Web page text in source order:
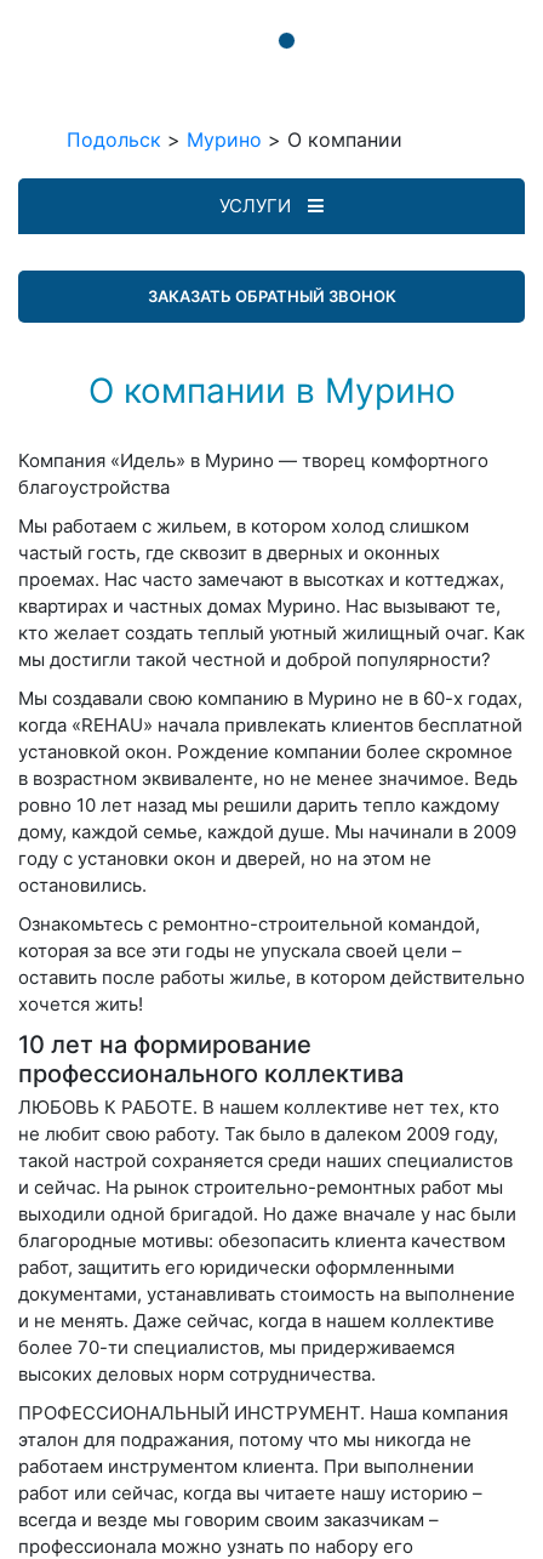
Подольск > Мурино > О компании
УСЛУГИ
ЗАКАЗАТЬ ОБРАТНЫЙ ЗВОНОК
О компании в Мурино
Компания «Идель» в Мурино — творец комфортного
благоустройства
Мы работаем с жильем, в котором холод слишком
частый гость, где сквозит в дверных и оконных
проемах. Нас часто замечают в высотках и коттеджах,
квартирах и частных домах Мурино. Нас вызывают те,
кто желает создать теплый уютный жилищный очаг. Как
мы достигли такой честной и доброй популярности?
Мы создавали свою компанию в Мурино не в 60-х годах,
когда «REHAU» начала привлекать клиентов бесплатной
установкой окон. Рождение компании более скромное
в возрастном эквиваленте, но не менее значимое. Ведь
ровно 10 лет назад мы решили дарить тепло каждому
дому, каждой семье, каждой душе. Мы начинали в 2009
году с установки окон и дверей, но на этом не
остановились.
Ознакомьтесь с ремонтно-строительной командой,
которая за все эти годы не упускала своей цели –
оставить после работы жилье, в котором действительно
хочется жить!
10 лет на формирование
профессионального коллектива
ЛЮБОВЬ К РАБОТЕ. В нашем коллективе нет тех, кто
не любит свою работу. Так было в далеком 2009 году,
такой настрой сохраняется среди наших специалистов
и сейчас. На рынок строительно-ремонтных работ мы
выходили одной бригадой. Но даже вначале у нас были
благородные мотивы: обезопасить клиента качеством
работ, защитить его юридически оформленными
документами, устанавливать стоимость на выполнение
и не менять. Даже сейчас, когда в нашем коллективе
более 70-ти специалистов, мы придерживаемся
высоких деловых норм сотрудничества.
ПРОФЕССИОНАЛЬНЫЙ ИНСТРУМЕНТ. Наша компания
эталон для подражания, потому что мы никогда не
работаем инструментом клиента. При выполнении
работ или сейчас, когда вы читаете нашу историю –
всегда и везде мы говорим своим заказчикам –
профессионала можно узнать по набору его